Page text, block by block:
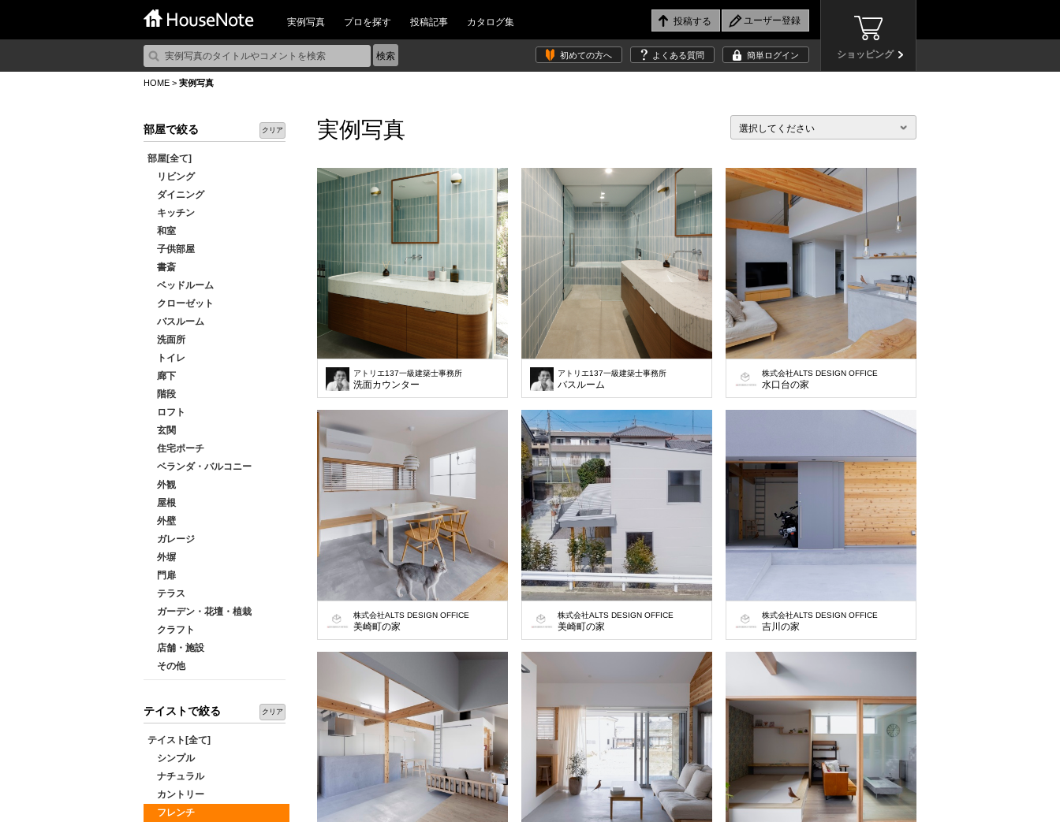
実例写真 プロを探す 投稿記事 カタログ集
ショッピング
初めての方へ よくある質問 簡単ログイン
HOME > 実例写真
部屋で絞る クリア
部屋[全て]
リビング
ダイニング
キッチン
和室
子供部屋
書斎
ベッドルーム
クローゼット
バスルーム
洗面所
トイレ
廊下
階段
ロフト
玄関
住宅ポーチ
ベランダ・バルコニー
外観
屋根
外壁
ガレージ
外塀
門扉
テラス
ガーデン・花壇・植栽
クラフト
店舗・施設
その他
テイストで絞る クリア
テイスト[全て]
シンプル
ナチュラル
カントリー
フレンチ
実例写真 選択してください
アトリエ137一級建築士事務所
洗面カウンター
アトリエ137一級建築士事務所
バスルーム
株式会社ALTS DESIGN OFFICE
水口台の家
株式会社ALTS DESIGN OFFICE
美崎町の家
株式会社ALTS DESIGN OFFICE
美崎町の家
株式会社ALTS DESIGN OFFICE
吉川の家